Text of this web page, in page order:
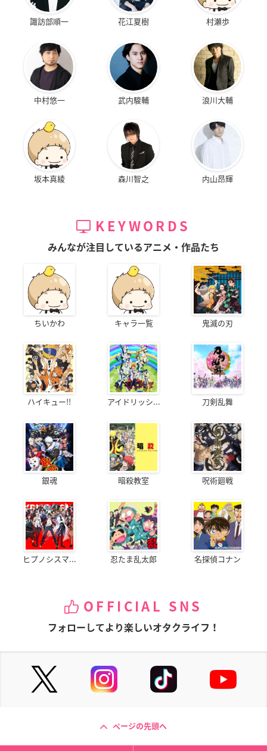
諏訪部順一 花江夏樹 村瀬歩
中村悠一 武内駿輔 浪川大輔
坂本真綾 森川智之 内山昂輝
KEYWORDS
みんなが注目しているアニメ・作品たち
ちいかわ キャラ一覧 鬼滅の刃
ハイキュー!! アイドリッシ... 刀剣乱舞
銀魂 暗殺教室 呪術廻戦
ヒプノシスマ... 忍たま乱太郎 名探偵コナン
OFFICIAL SNS
フォローしてより楽しいオタクライフ！
ページの先頭へ